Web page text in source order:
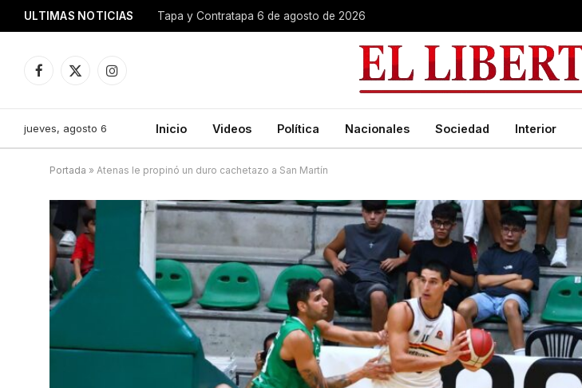
ULTIMAS NOTICIAS Tapa y Contratapa 6 de agosto de 2026
Facebook
X
Instagram
jueves, agosto 6 Inicio Videos Política Nacionales Sociedad Interior
Portada » Atenas le propinó un duro cachetazo a San Martín